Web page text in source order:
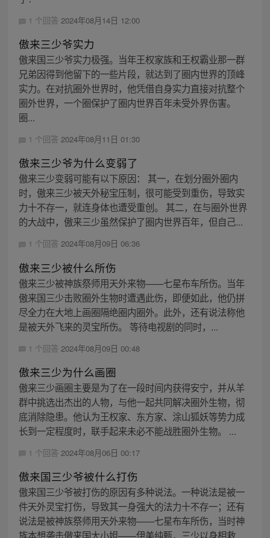
1 个回答 2024年08月14日 12:00
傲来三少爷实力
傲来国三少爷实力极强。当年王权家族和王权霸业那一群
兄弟因得到他留下的一些片段，就达到了圈内世界的顶峰
实力。在对抗圈外世界时，他凭借自身实力直接对抗整个
圈外世界，一个圈保护了圈内世界百年未受外界伤害。
圈...
1 个回答 2024年08月11日 01:30
傲来三少爷为什么变弱了
傲来三少变弱可能有以下原因： 其一，在划分圈外圈内
时，傲来三少被天外秘宝压制，很可能受到重伤，导致实
力十不存一，就连身体也遭受重创。 其二，在与圈外世界
的大战中，傲来三少虽然保护了圈内世界百年，但自己...
1 个回答 2024年08月09日 06:36
傲来三少被什么所伤
傲来三少被神族祭师用天外来物——七星布车所伤。当年
傲来国三少击败圈外生物时遭遇此伤，即便如此，他仍拼
尽全力在大地上画圈隔绝圈内圈外。此外，还有说法称他
是被天外飞来的灵宝所伤。 等待电视剧的同时，...
1 个回答 2024年08月09日 00:48
傲来三少为什么画圈
傲来三少画圈主要是为了在一段时间内获得安宁，并从羊
群中挑选出杰出的人物，与他一起共同解决圈外生物，彻
底消除隐患。他认为王权家、东方家、涂山狐妖等势力成
长到一定程度时，联手起来未必不能战胜圈外生物。 ...
1 个回答 2024年08月06日 00:17
傲来国三少爷被什么打伤
傲来国三少爷被打伤的原因有多种说法。一种说法是被一
件天外灵宝打伤，导致其一身强大的法力十不存一；还有
说法是被神族祭师用天外来物——七星布车所伤，当时神
族本想袭击傲来国大小姐——伊美纯甄，三少以身相救